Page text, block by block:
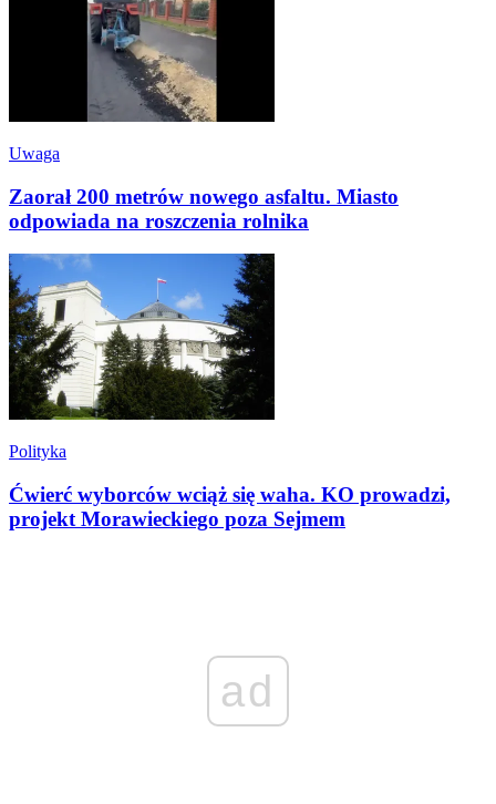
Uwaga
Zaorał 200 metrów nowego asfaltu. Miasto
odpowiada na roszczenia rolnika
Polityka
Ćwierć wyborców wciąż się waha. KO prowadzi,
projekt Morawieckiego poza Sejmem
ad